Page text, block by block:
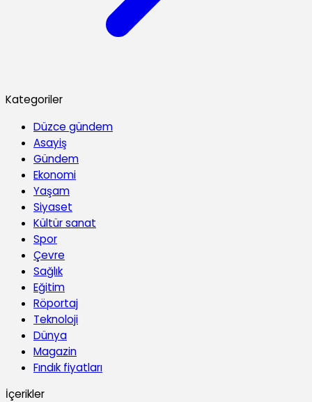
Kategoriler
Düzce gündem
Asayiş
Gündem
Ekonomi
Yaşam
Siyaset
Kültür sanat
Spor
Çevre
Sağlık
Eğitim
Röportaj
Teknoloji
Dünya
Magazin
Fındık fiyatları
İçerikler